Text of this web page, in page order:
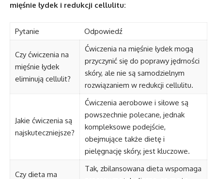
mięśnie łydek i redukcji cellulitu:
Pytanie Odpowiedź
Czy ćwiczenia na
mięśnie łydek
eliminują cellulit?
Ćwiczenia na mięśnie łydek mogą
przyczynić się do poprawy jędrności
skóry, ale nie są samodzielnym
rozwiązaniem w redukcji cellulitu.
Jakie ćwiczenia są
najskuteczniejsze?
Ćwiczenia aerobowe i siłowe są
powszechnie polecane, jednak
kompleksowe podejście,
obejmujące także dietę i
pielęgnację skóry, jest kluczowe.
Czy dieta ma
Tak, zbilansowana dieta wspomaga